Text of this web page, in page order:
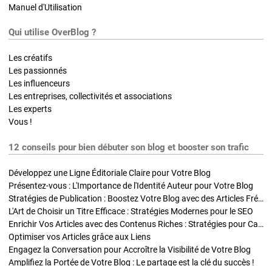
Manuel d'Utilisation
Qui utilise OverBlog ?
Les créatifs
Les passionnés
Les influenceurs
Les entreprises, collectivités et associations
Les experts
Vous !
12 conseils pour bien débuter son blog et booster son trafic
Développez une Ligne Éditoriale Claire pour Votre Blog
Présentez-vous : L'Importance de l'Identité Auteur pour Votre Blog
Stratégies de Publication : Boostez Votre Blog avec des Articles Fréquents et Exclusifs
L'Art de Choisir un Titre Efficace : Stratégies Modernes pour le SEO
Enrichir Vos Articles avec des Contenus Riches : Stratégies pour Captiver et Optimiser
Optimiser vos Articles grâce aux Liens
Engagez la Conversation pour Accroître la Visibilité de Votre Blog
Amplifiez la Portée de Votre Blog : Le partage est la clé du succès !